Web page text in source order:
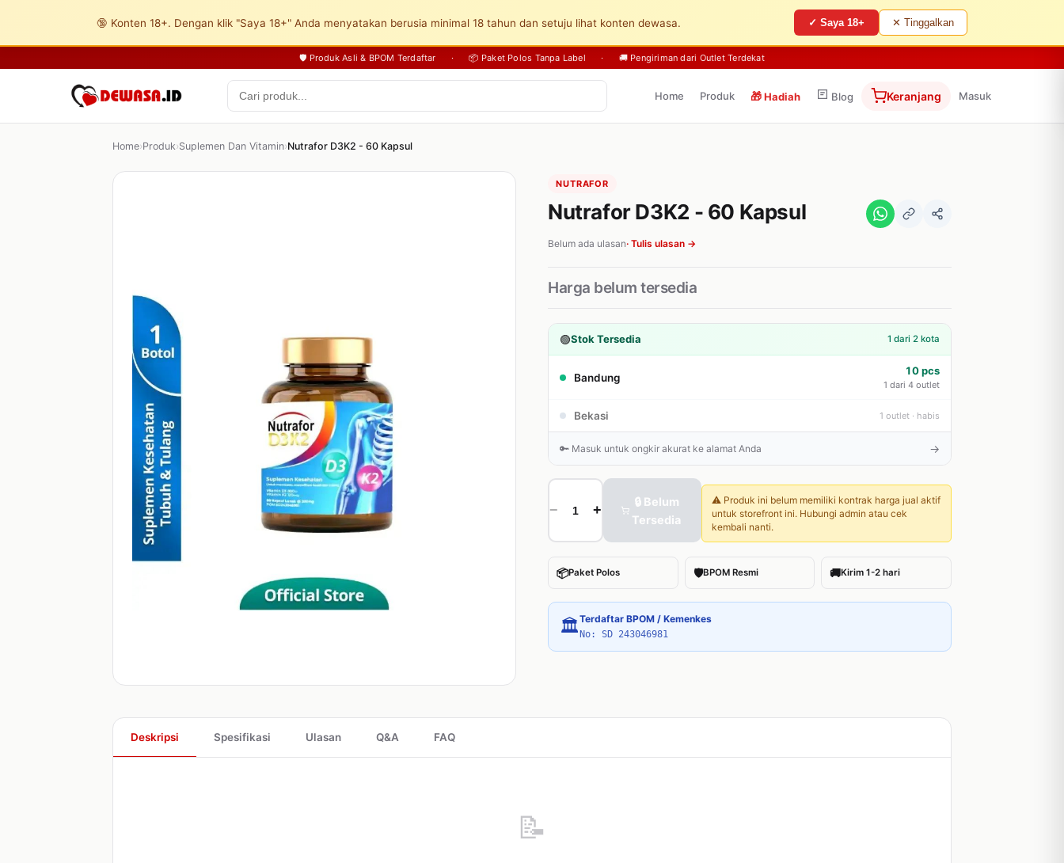
🔞 Konten 18+. Dengan klik "Saya 18+" Anda menyatakan berusia minimal 18 tahun dan setuju lihat konten dewasa. ✓ Saya 18+ ✕ Tinggalkan
🛡️ Produk Asli & BPOM Terdaftar · 📦 Paket Polos Tanpa Label · 🚚 Pengiriman dari Outlet Terdekat
Home Produk 🎁Hadiah Blog Keranjang Masuk
Home›Produk›Suplemen Dan Vitamin›Nutrafor D3K2 - 60 Kapsul
NUTRAFOR
Nutrafor D3K2 - 60 Kapsul
Belum ada ulasan· Tulis ulasan →
Harga belum tersedia
🟢Stok Tersedia 1 dari 2 kota
Bandung
10 pcs
1 dari 4 outlet
Bekasi 1 outlet · habis
🔑 Masuk untuk ongkir akurat ke alamat Anda →
− +
🔒 Belum
Tersedia
⚠️ Produk ini belum memiliki kontrak harga jual aktif
untuk storefront ini. Hubungi admin atau cek
kembali nanti.
📦Paket Polos 🛡BPOM Resmi 🚚Kirim 1-2 hari
🏛Terdaftar BPOM / Kemenkes
No: SD 243046981
Deskripsi Spesifikasi Ulasan Q&A FAQ
📝